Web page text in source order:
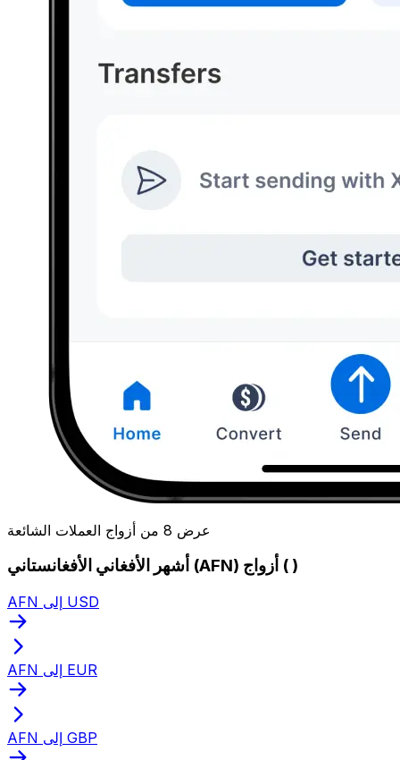
عرض 8 من أزواج العملات الشائعة
أشهر الأفغاني الأفغانستاني (AFN) أزواج ( )
AFN إلى USD
AFN إلى EUR
AFN إلى GBP